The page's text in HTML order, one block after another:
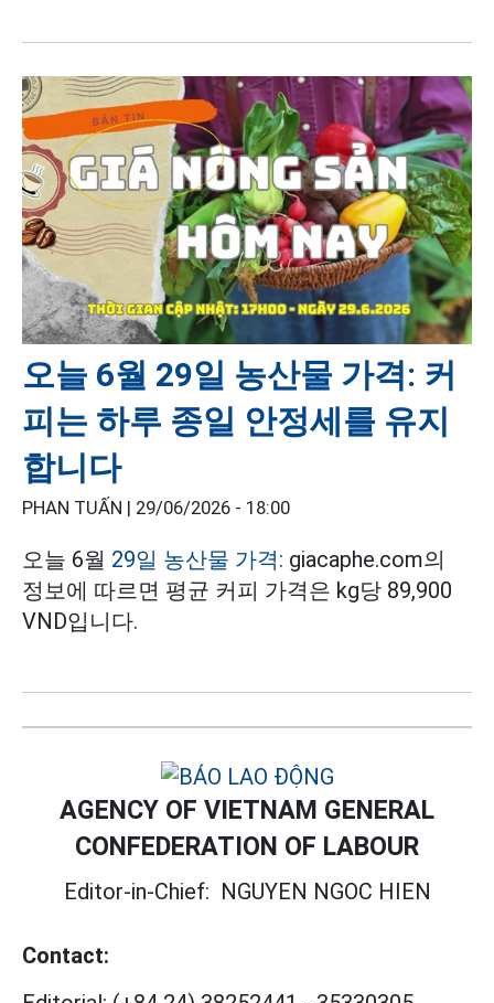
오늘 6월 29일 농산물 가격: 커
피는 하루 종일 안정세를 유지
합니다
PHAN TUẤN | 29/06/2026 - 18:00
오늘 6월 29일 농산물 가격: giacaphe.com의
정보에 따르면 평균 커피 가격은 kg당 89,900
VND입니다.
AGENCY OF VIETNAM GENERAL
CONFEDERATION OF LABOUR
Editor-in-Chief: NGUYEN NGOC HIEN
Contact: